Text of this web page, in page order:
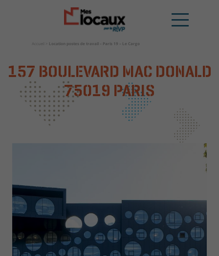
Accueil Location postes de travail – Paris 19 – Le Cargo
157 BOULEVARD MAC DONALD
75019 PARIS